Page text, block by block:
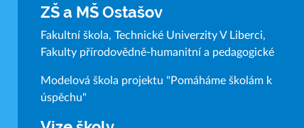
ZŠ a MŠ Ostašov
Fakultní škola, Technické Univerzity V Liberci,
Fakulty přírodovědně-humanitní a pedagogické
Modelová škola projektu "Pomáháme školám k
úspěchu"